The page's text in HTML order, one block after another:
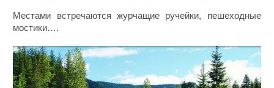
Местами встречаются журчащие ручейки, пешеходные
мостики….